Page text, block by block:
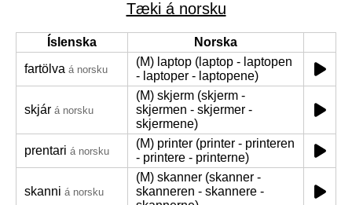
Tæki á norsku
Íslenska
Norska
fartölva á norsku
(M) laptop (laptop - laptopen
- laptoper - laptopene)
skjár á norsku
(M) skjerm (skjerm -
skjermen - skjermer -
skjermene)
prentari á norsku
(M) printer (printer - printeren
- printere - printerne)
skanni á norsku
(M) skanner (skanner -
skanneren - skannere -